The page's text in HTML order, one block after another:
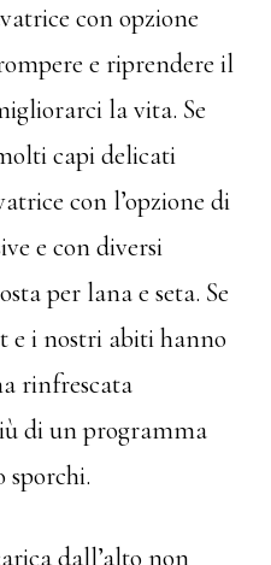
con opzione
e riprendere il
la vita. Se
capi delicati
con l’opzione di
e con diversi
per lana e seta. Se
e i nostri abiti hanno
rinfrescata
di un programma
sporchi.
dall’alto non